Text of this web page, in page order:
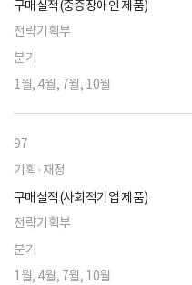
구매실적(중증장애인 제품)
전략기획부
분기
1월, 4월, 7월, 10월
97
기획·재정
구매실적(사회적기업 제품)
전략기획부
분기
1월, 4월, 7월, 10월